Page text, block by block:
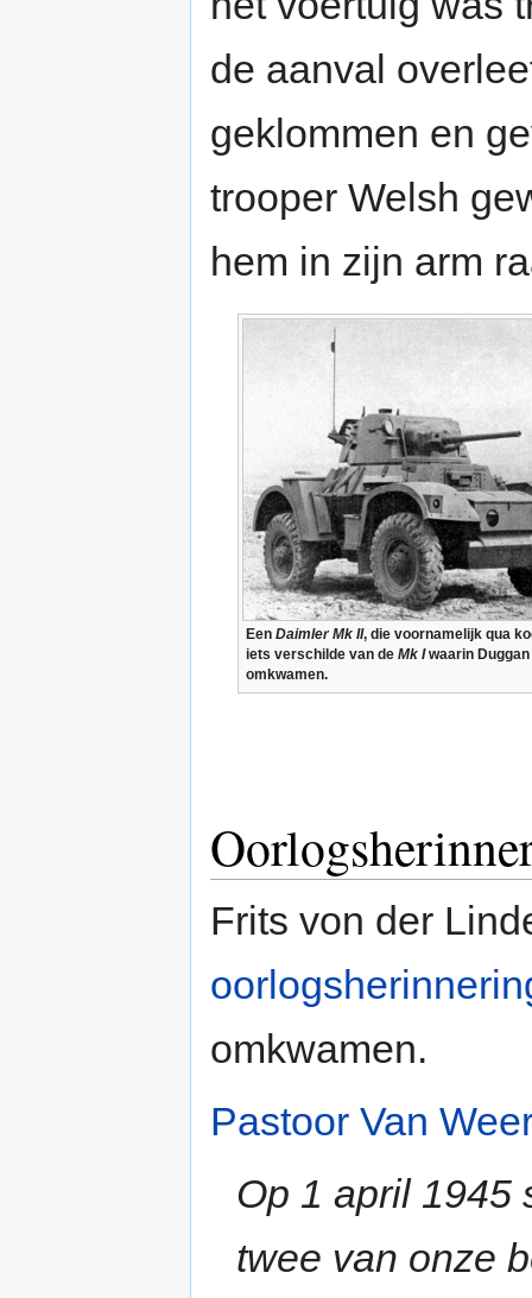
de aanval
geklommen en
trooper Welsh
hem in zijn arm
Een Daimler Mk II, die voornamelijk qua
iets verschilde van de Mk Iwaarin Duggan
omkwamen.
Frits von der
omkwamen.
Pastoor Van
Op 1 april
twee van onze